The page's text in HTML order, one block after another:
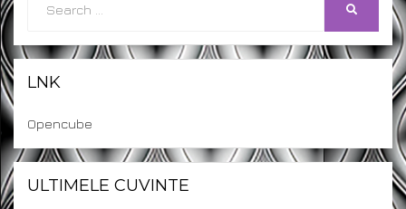
SEARCH
LNK
Opencube
ULTIMELE CUVINTE